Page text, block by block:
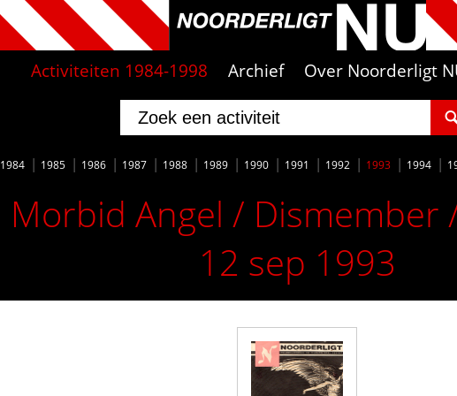
Activiteiten 1984-1998 Archief Over Noorderligt
1984 1985 1986 1987 1988 1989 1990 1991 1992 1993 1994
Morbid Angel / Dismember
12 sep 1993